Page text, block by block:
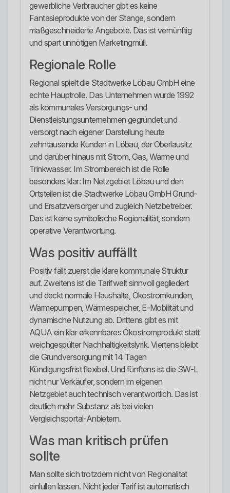
gewerbliche Verbraucher gibt es keine
Fantasieprodukte von der Stange, sondern
maßgeschneiderte Angebote. Das ist vernünftig
und spart unnötigen Marketingmüll.
Regionale Rolle
Regional spielt die Stadtwerke Löbau GmbH eine
echte Hauptrolle. Das Unternehmen wurde 1992
als kommunales Versorgungs- und
Dienstleistungsunternehmen gegründet und
versorgt nach eigener Darstellung heute
zehntausende Kunden in Löbau, der Oberlausitz
und darüber hinaus mit Strom, Gas, Wärme und
Trinkwasser. Im Strombereich ist die Rolle
besonders klar: Im Netzgebiet Löbau und den
Ortsteilen ist die Stadtwerke Löbau GmbH Grund-
und Ersatzversorger und zugleich Netzbetreiber.
Das ist keine symbolische Regionalität, sondern
operative Verantwortung.
Was positiv auffällt
Positiv fällt zuerst die klare kommunale Struktur
auf. Zweitens ist die Tarifwelt sinnvoll gegliedert
und deckt normale Haushalte, Ökostromkunden,
Wärmepumpen, Wärmespeicher, E-Mobilität und
dynamische Nutzung ab. Drittens gibt es mit
AQUA ein klar erkennbares Ökostromprodukt statt
weichgespülter Nachhaltigkeitslyrik. Viertens bleibt
die Grundversorgung mit 14 Tagen
Kündigungsfrist flexibel. Und fünftens ist die SW-L
nicht nur Verkäufer, sondern im eigenen
Netzgebiet auch technisch verantwortlich. Das ist
deutlich mehr Substanz als bei vielen
Vergleichsportal-Anbietern.
Was man kritisch prüfen
sollte
Man sollte sich trotzdem nicht von Regionalität
einlullen lassen. Nicht jeder Tarif ist automatisch